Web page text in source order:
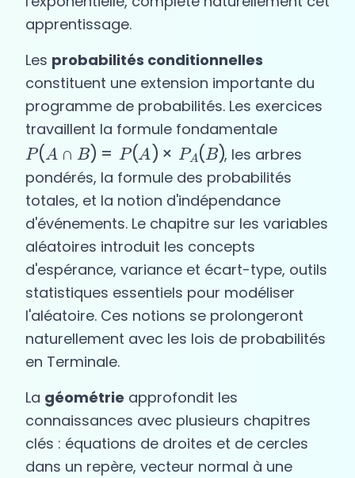
apprentissage.
Les probabilités conditionnelles
constituent une extension importante du
programme de probabilités. Les exercices
travaillent la formule fondamentale
P(A∩B)= P( A)×PA( B)
, les arbres
pondérés, la formule des probabilités
totales, et la notion d'indépendance
d'événements. Le chapitre sur les variables
aléatoires introduit les concepts
d'espérance, variance et écart-type, outils
statistiques essentiels pour modéliser
l'aléatoire. Ces notions se prolongeront
naturellement avec les lois de probabilités
en Terminale.
La géométrie approfondit les
connaissances avec plusieurs chapitres
clés : équations de droites et de cercles
dans un repère, vecteur normal à une